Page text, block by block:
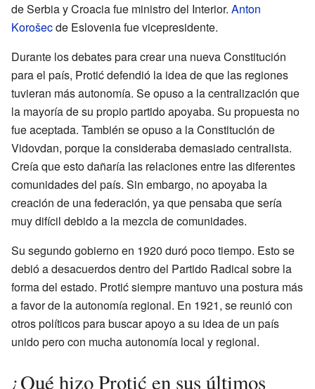
de Serbia y Croacia fue ministro del Interior. Anton
Korošecde Eslovenia fue vicepresidente.
Durante los debates para crear una nueva Constitución
para el país, Protić defendió la idea de que las regiones
tuvieran más autonomía. Se opuso a la centralización que
la mayoría de su propio partido apoyaba. Su propuesta no
fue aceptada. También se opuso a la Constitución de
Vidovdan, porque la consideraba demasiado centralista.
Creía que esto dañaría las relaciones entre las diferentes
comunidades del país. Sin embargo, no apoyaba la
creación de una federación, ya que pensaba que sería
muy difícil debido a la mezcla de comunidades.
Su segundo gobierno en 1920 duró poco tiempo. Esto se
debió a desacuerdos dentro del Partido Radical sobre la
forma del estado. Protić siempre mantuvo una postura más
a favor de la autonomía regional. En 1921, se reunió con
otros políticos para buscar apoyo a su idea de un país
unido pero con mucha autonomía local y regional.
¿Qué hizo Protić en sus últimos